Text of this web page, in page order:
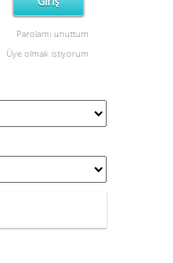
Parolamı unuttum
Üye olmak istiyorum